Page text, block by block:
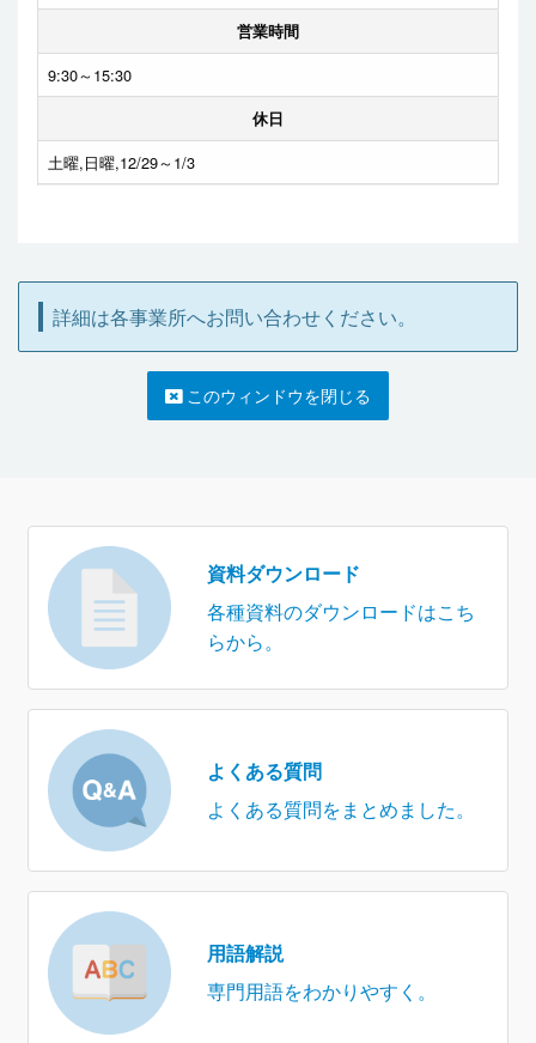
営業時間
9:30～15:30
休日
土曜,日曜,12/29～1/3
詳細は各事業所へお問い合わせください。
このウィンドウを閉じる
資料ダウンロード
各種資料のダウンロードはこち
らから。
よくある質問
よくある質問をまとめました。
用語解説
専門用語をわかりやすく。